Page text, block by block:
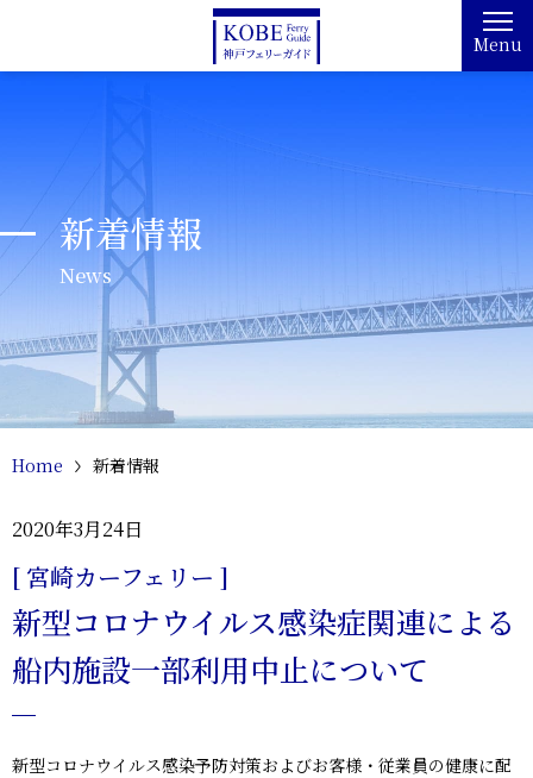
Menu
新着情報
News
Home 新着情報
2020年3月24日
[ 宮崎カーフェリー ]
新型コロナウイルス感染症関連による
船内施設一部利用中止について
新型コロナウイルス感染予防対策およびお客様・従業員の健康に配